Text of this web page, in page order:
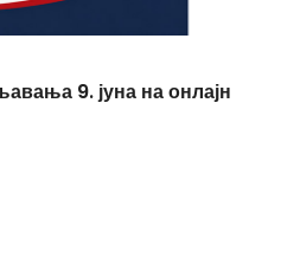
9. јуна на онлајн